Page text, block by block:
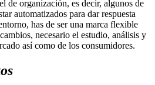
de organización, es decir, algunos de
automatizados para dar respuesta
has de ser una marca flexible
necesario el estudio, análisis y
así como de los consumidores.